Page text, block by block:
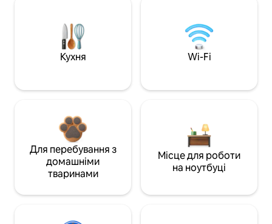
Кухня Wi-Fi
Для перебування з
домашніми
тваринами
Місце для роботи
на ноутбуці